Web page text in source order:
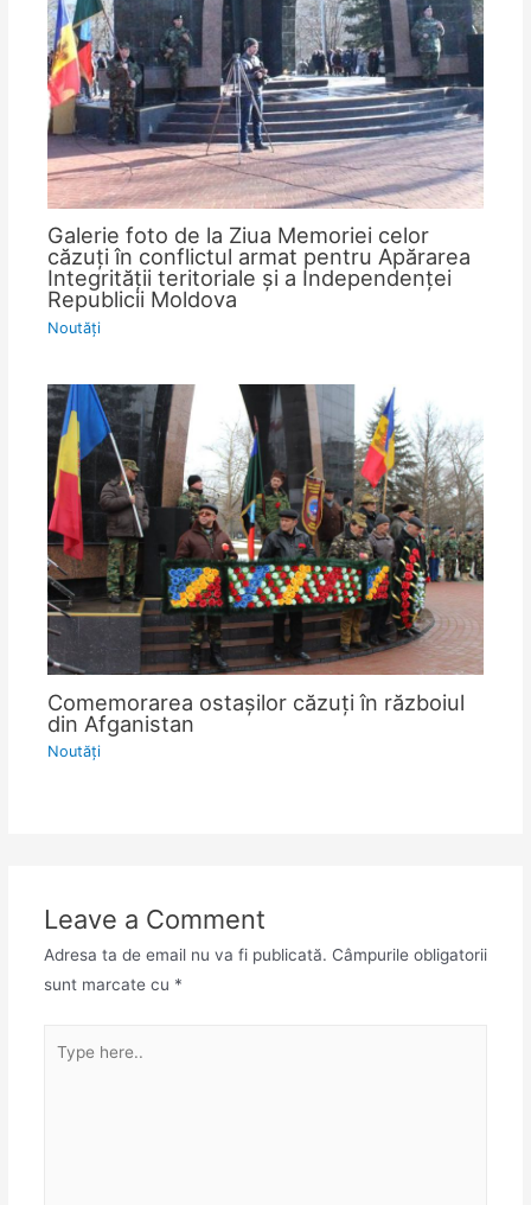
Galerie foto de la Ziua Memoriei celor
căzuţi în conflictul armat pentru Apărarea
Integrităţii teritoriale şi a Independenţei
Republicii Moldova
Noutăţi
Comemorarea ostașilor căzuți în războiul
din Afganistan
Noutăţi
Leave a Comment
Adresa ta de email nu va fi publicată. Câmpurile obligatorii
sunt marcate cu *
here..